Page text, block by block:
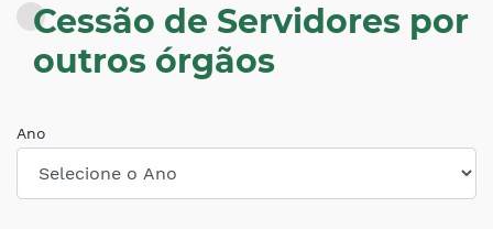
Cessão de Servidores por
outros órgãos
Ano